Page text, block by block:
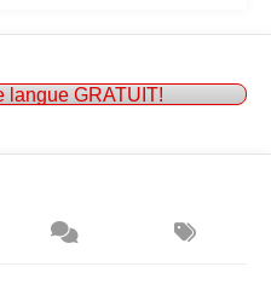
langue GRATUIT!